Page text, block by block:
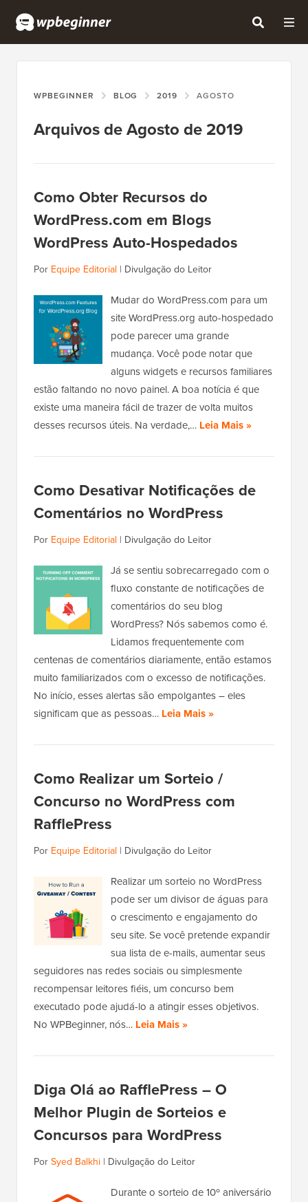
WPBEGINNER BLOG 2019 AGOSTO
Arquivos de Agosto de 2019
Como Obter Recursos do
WordPress.com em Blogs
WordPress Auto-Hospedados
Por Equipe Editorial | Divulgação do Leitor
Mudar do WordPress.com para um
site WordPress.org auto-hospedado
pode parecer uma grande
mudança. Você pode notar que
alguns widgets e recursos familiares
estão faltando no novo painel. A boa notícia é que
existe uma maneira fácil de trazer de volta muitos
desses recursos úteis. Na verdade,… Leia Mais »
Como Desativar Notificações de
Comentários no WordPress
Por Equipe Editorial | Divulgação do Leitor
Já se sentiu sobrecarregado com o
fluxo constante de notificações de
comentários do seu blog
WordPress? Nós sabemos como é.
Lidamos frequentemente com
centenas de comentários diariamente, então estamos
muito familiarizados com o excesso de notificações.
No início, esses alertas são empolgantes – eles
significam que as pessoas… Leia Mais »
Como Realizar um Sorteio /
Concurso no WordPress com
RafflePress
Por Equipe Editorial | Divulgação do Leitor
Realizar um sorteio no WordPress
pode ser um divisor de águas para
o crescimento e engajamento do
seu site. Se você pretende expandir
sua lista de e-mails, aumentar seus
seguidores nas redes sociais ou simplesmente
recompensar leitores fiéis, um concurso bem
executado pode ajudá-lo a atingir esses objetivos.
No WPBeginner, nós… Leia Mais »
Diga Olá ao RafflePress – O
Melhor Plugin de Sorteios e
Concursos para WordPress
PorSyed Balkhi | Divulgação do Leitor
Durante o sorteio de 10º aniversário